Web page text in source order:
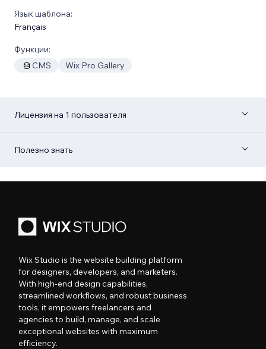
Язык шаблона:
Français
Функции:
CMS
Wix Pro Gallery
Лицензия на 1 пользователя
Полезно знать
Wix Studio is the website building platform
for designers, developers, and marketers.
With high-end design capabilities,
streamlined workflows, and robust business
tools, it empowers freelancers and
agencies to build, manage, and scale
exceptional websites with maximum
efficiency.